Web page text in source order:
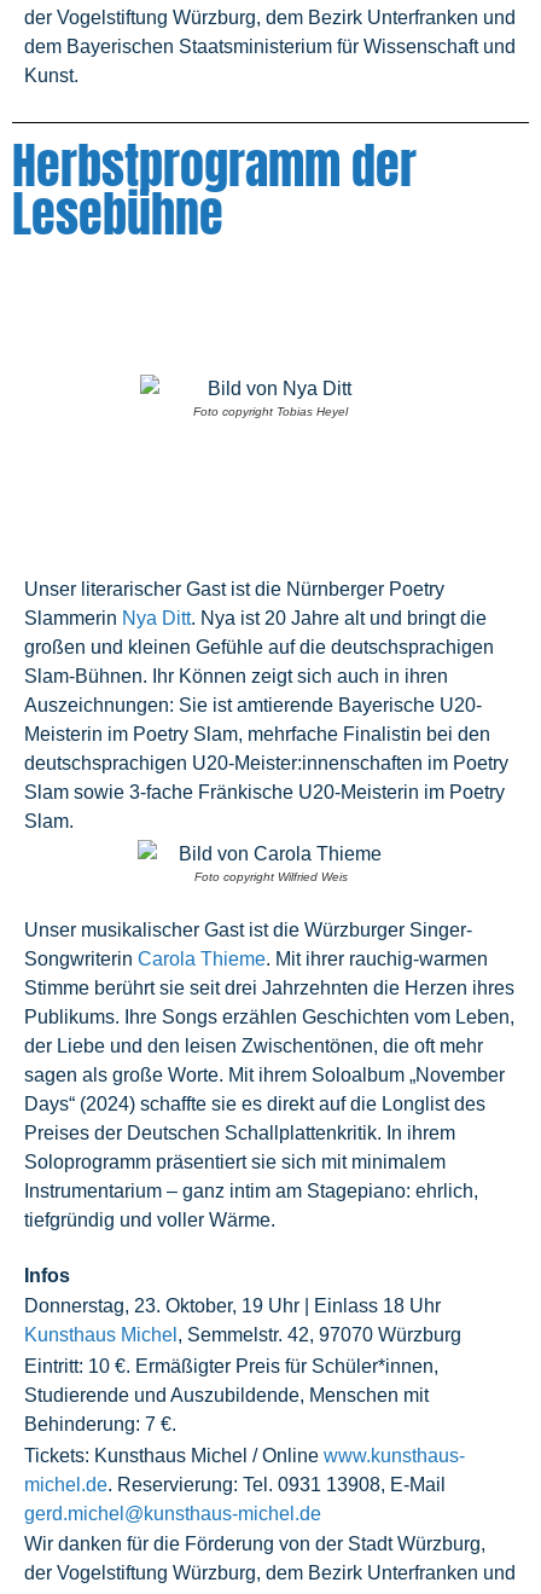
der Vogelstiftung Würzburg, dem Bezirk Unterfranken und
dem Bayerischen Staatsministerium für Wissenschaft und
Kunst.
Herbstprogramm der
Lesebühne
Foto copyright Tobias Heyel
Unser literarischer Gast ist die Nürnberger Poetry
Slammerin Nya Ditt. Nya ist 20 Jahre alt und bringt die
großen und kleinen Gefühle auf die deutschsprachigen
Slam-Bühnen. Ihr Können zeigt sich auch in ihren
Auszeichnungen: Sie ist amtierende Bayerische U20-
Meisterin im Poetry Slam, mehrfache Finalistin bei den
deutschsprachigen U20-Meister:innenschaften im Poetry
Slam sowie 3-fache Fränkische U20-Meisterin im Poetry
Slam.
Foto copyright Wilfried Weis
Unser musikalischer Gast ist die Würzburger Singer-
Songwriterin Carola Thieme. Mit ihrer rauchig-warmen
Stimme berührt sie seit drei Jahrzehnten die Herzen ihres
Publikums. Ihre Songs erzählen Geschichten vom Leben,
der Liebe und den leisen Zwischentönen, die oft mehr
sagen als große Worte. Mit ihrem Soloalbum „November
Days“ (2024) schaffte sie es direkt auf die Longlist des
Preises der Deutschen Schallplattenkritik. In ihrem
Soloprogramm präsentiert sie sich mit minimalem
Instrumentarium – ganz intim am Stagepiano: ehrlich,
tiefgründig und voller Wärme.
Infos
Donnerstag, 23. Oktober, 19 Uhr | Einlass 18 Uhr
Kunsthaus Michel , Semmelstr. 42, 97070 Würzburg
Eintritt: 10 €. Ermäßigter Preis für Schüler*innen,
Studierende und Auszubildende, Menschen mit
Behinderung: 7 €.
Tickets: Kunsthaus Michel / Online www.kunsthaus-
michel.de. Reservierung: Tel. 0931 13908, E-Mail
gerd.michel@kunsthaus-michel.de
Wir danken für die Förderung von der Stadt Würzburg,
der Vogelstiftung Würzburg, dem Bezirk Unterfranken und